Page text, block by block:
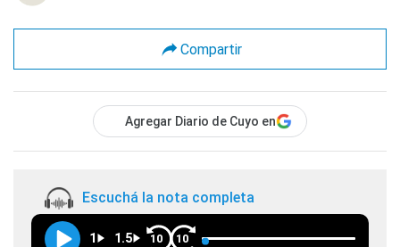
Compartir
Agregar Diario de Cuyo en
Escuchá la nota completa
1 1.5 10 10